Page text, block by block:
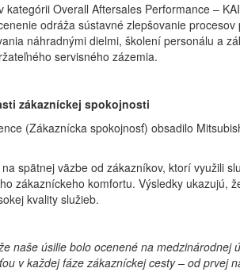
kategórii Overall Aftersales Performance –
odráža sústavné zlepšovanie
náhradnými dielmi, školení personálu a
servisného zázemia.
zákazníckej spokojnosti
(Zákaznícka spokojnosť) obsadilo
spätnej väzbe od zákazníkov, ktorí využili
zákazníckeho komfortu. Výsledky
kvality služieb.
naše úsilie bolo ocenené na
v každej fáze zákazníckej cesty – od prvej